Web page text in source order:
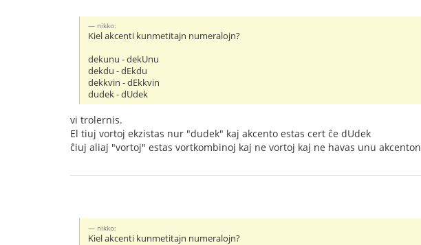
nikko:
Kiel akcenti kunmetitajn numeralojn?
dekunu - dekUnu
dekdu - dEkdu
dekkvin - dEkkvin
dudek - dUdek
vi trolernis.
El tiuj vortoj ekzistas nur "dudek" kaj akcento estas cert ĉe dUdek
ĉiuj aliaj "vortoj" estas vortkombinoj kaj ne vortoj kaj ne havas unu akcenton
nikko:
Kiel akcenti kunmetitajn numeralojn?